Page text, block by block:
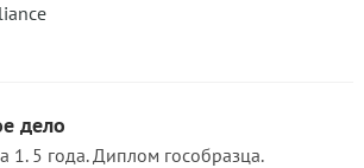
дело
1. 5 года. Диплом гособразца.